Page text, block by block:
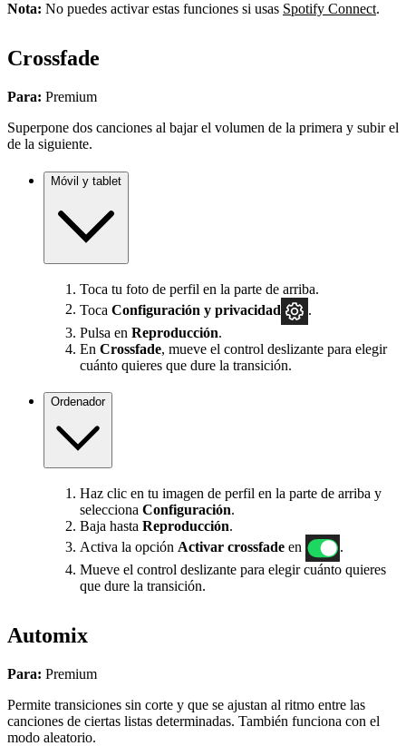
Nota: No puedes activar estas funciones si usas Spotify Connect.
Crossfade
Para: Premium
Superpone dos canciones al bajar el volumen de la primera y subir el
de la siguiente.
Móvil y tablet
Toca tu foto de perfil en la parte de arriba.
Toca Configuración y privacidad
Pulsa en Reproducción.
En Crossfade, mueve el control deslizante para elegir
cuánto quieres que dure la transición.
Ordenador
Haz clic en tu imagen de perfil en la parte de arriba y
selecciona Configuración.
Baja hasta Reproducción.
Activa la opción Activar crossfade en
.
Mueve el control deslizante para elegir cuánto quieres
que dure la transición.
Automix
Para: Premium
Permite transiciones sin corte y que se ajustan al ritmo entre las
canciones de ciertas listas determinadas. También funciona con el
modo aleatorio.